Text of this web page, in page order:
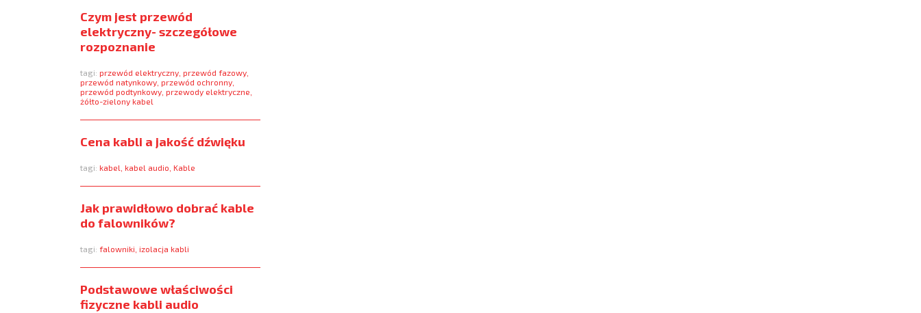
Czym jest przewód
elektryczny- szczegółowe
rozpoznanie
tagi: przewód elektryczny przewód fazowy
przewód natynkowy przewód ochronny
przewód podtynkowy przewody elektryczne
żółto-zielony kabel
Cena kabli a jakość dźwięku
tagi: kabel kabel audio Kable
Jak prawidłowo dobrać kable
do falowników?
tagi: falowniki izolacja kabli
Podstawowe właściwości
fizyczne kabli audio